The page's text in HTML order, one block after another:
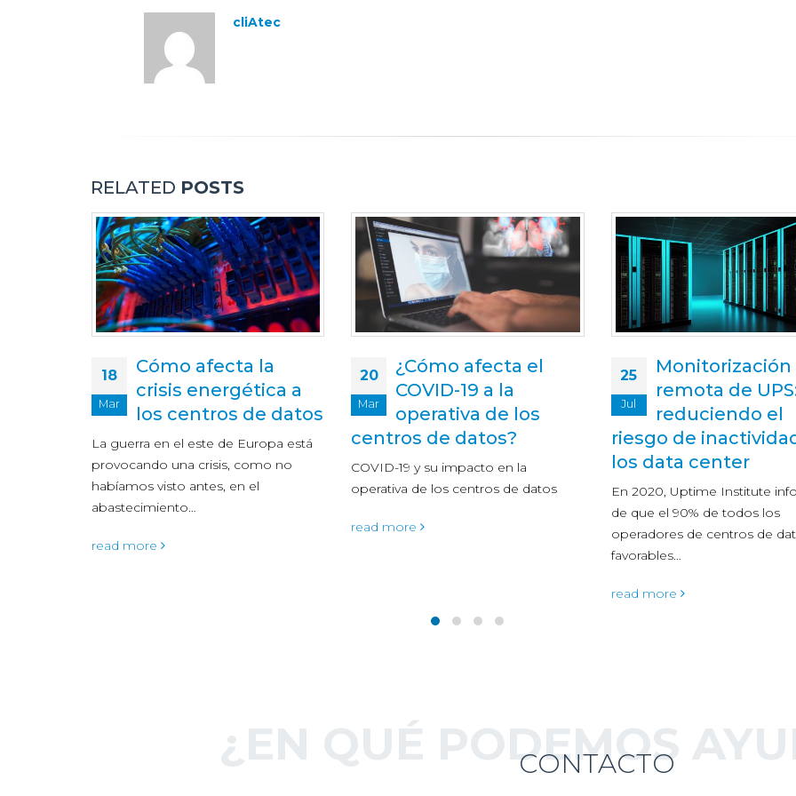
cliAtec
RELATED POSTS
20
Mar
¿Cómo afecta el
COVID-19 a la
operativa de los
centros de datos?
COVID-19 y su impacto en la
operativa de los centros de datos
25
Jul
Monitorización
remota de UPS:
reduciendo el
riesgo de inactividad en
los data center
En 2020, Uptime Institute informaba
operadores de centros de datos eran
05
Feb
cliAtec ejecuta
obras del CPD
alta criticidad de
acens
cliAtec, 360º Data Center, ha
cabo el proyecto de mejora
centro de datos de alta
read more
¿EN QUÉ PODEMOS
CONTACTO